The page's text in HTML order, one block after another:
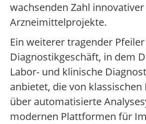
wachsenden Zahl innovativer
Arzneimittelprojekte.
Ein weiterer tragender
Diagnostikgeschäft, in dem
Labor- und klinische
anbietet, die von klassischen
über automatisierte
modernen Plattformen für